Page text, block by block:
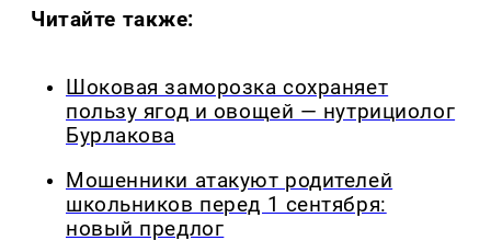
Читайте также:
Шоковая заморозка сохраняет
пользу ягод и овощей — нутрициолог
Бурлакова
Мошенники атакуют родителей
школьников перед 1 сентября:
новый предлог